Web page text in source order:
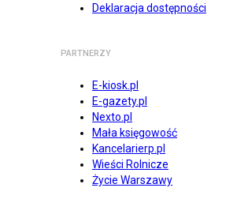
Deklaracja dostępności
PARTNERZY
E-kiosk.pl
E-gazety.pl
Nexto.pl
Mała księgowość
Kancelarierp.pl
Wieści Rolnicze
Życie Warszawy